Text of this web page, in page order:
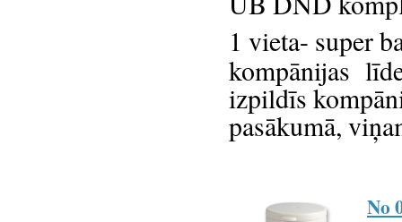
1 vieta- super
kompānijas
izpildīs
pasākumā,
No